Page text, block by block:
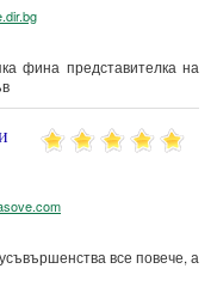
фина представителка на
все повече, а